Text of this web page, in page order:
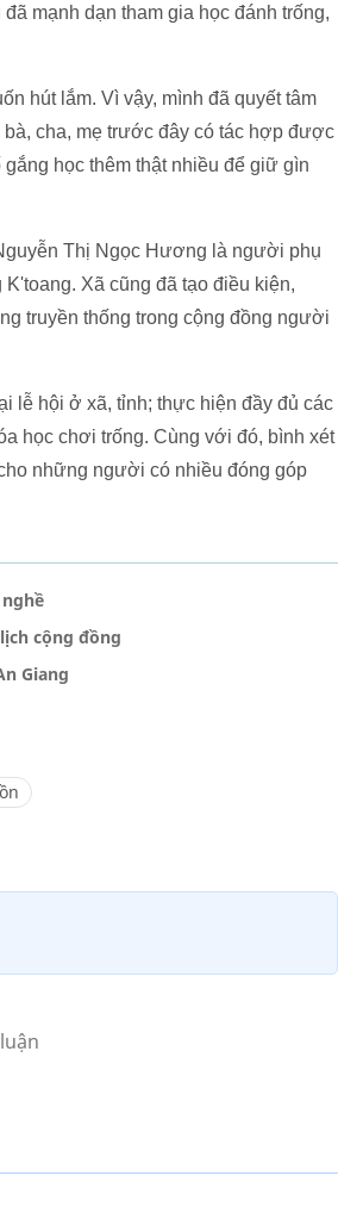
mạnh dạn tham gia học đánh trống,
hút lắm. Vì vậy, mình đã quyết tâm
cha, mẹ trước đây có tác hợp được
học thêm thật nhiều để giữ gìn
Thị Ngọc Hương là người phụ
Xã cũng đã tạo điều kiện,
truyền thống trong cộng đồng người
lễ hội ở xã, tỉnh; thực hiện đầy đủ các
học chơi trống. Cùng với đó, bình xét
những người có nhiều đóng góp
cộng đồng
Giang